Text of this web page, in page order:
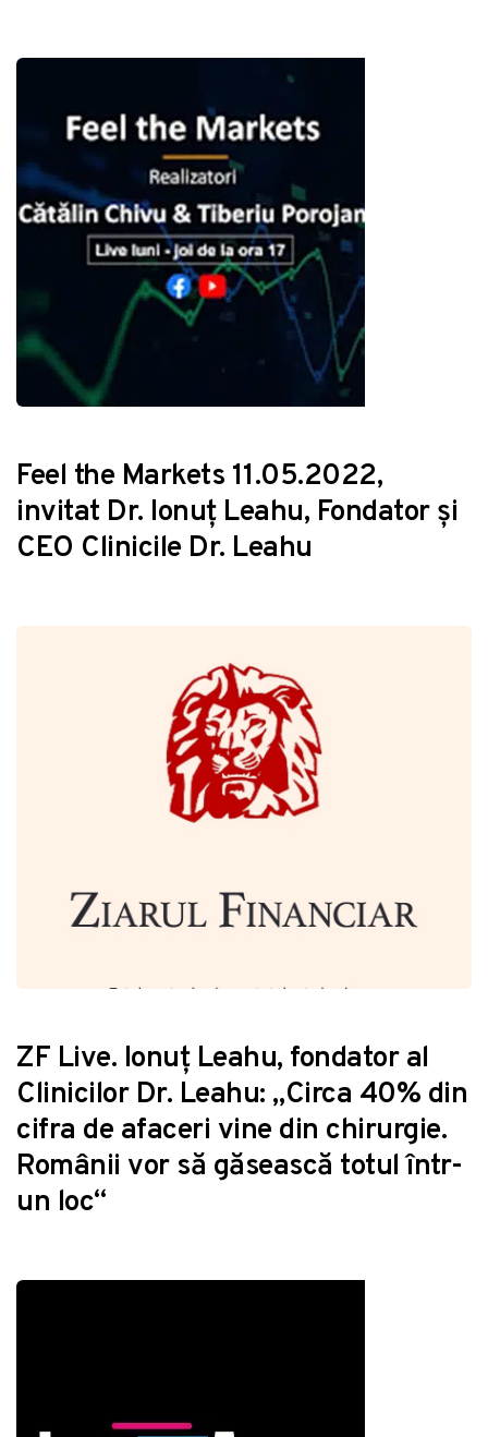
Feel the Markets 11.05.2022,
invitat Dr. Ionuț Leahu, Fondator și
CEO Clinicile Dr. Leahu
ZF Live. Ionuţ Leahu, fondator al
Clinicilor Dr. Leahu: „Circa 40% din
cifra de afaceri vine din chirurgie.
Românii vor să găsească totul într-
un loc“